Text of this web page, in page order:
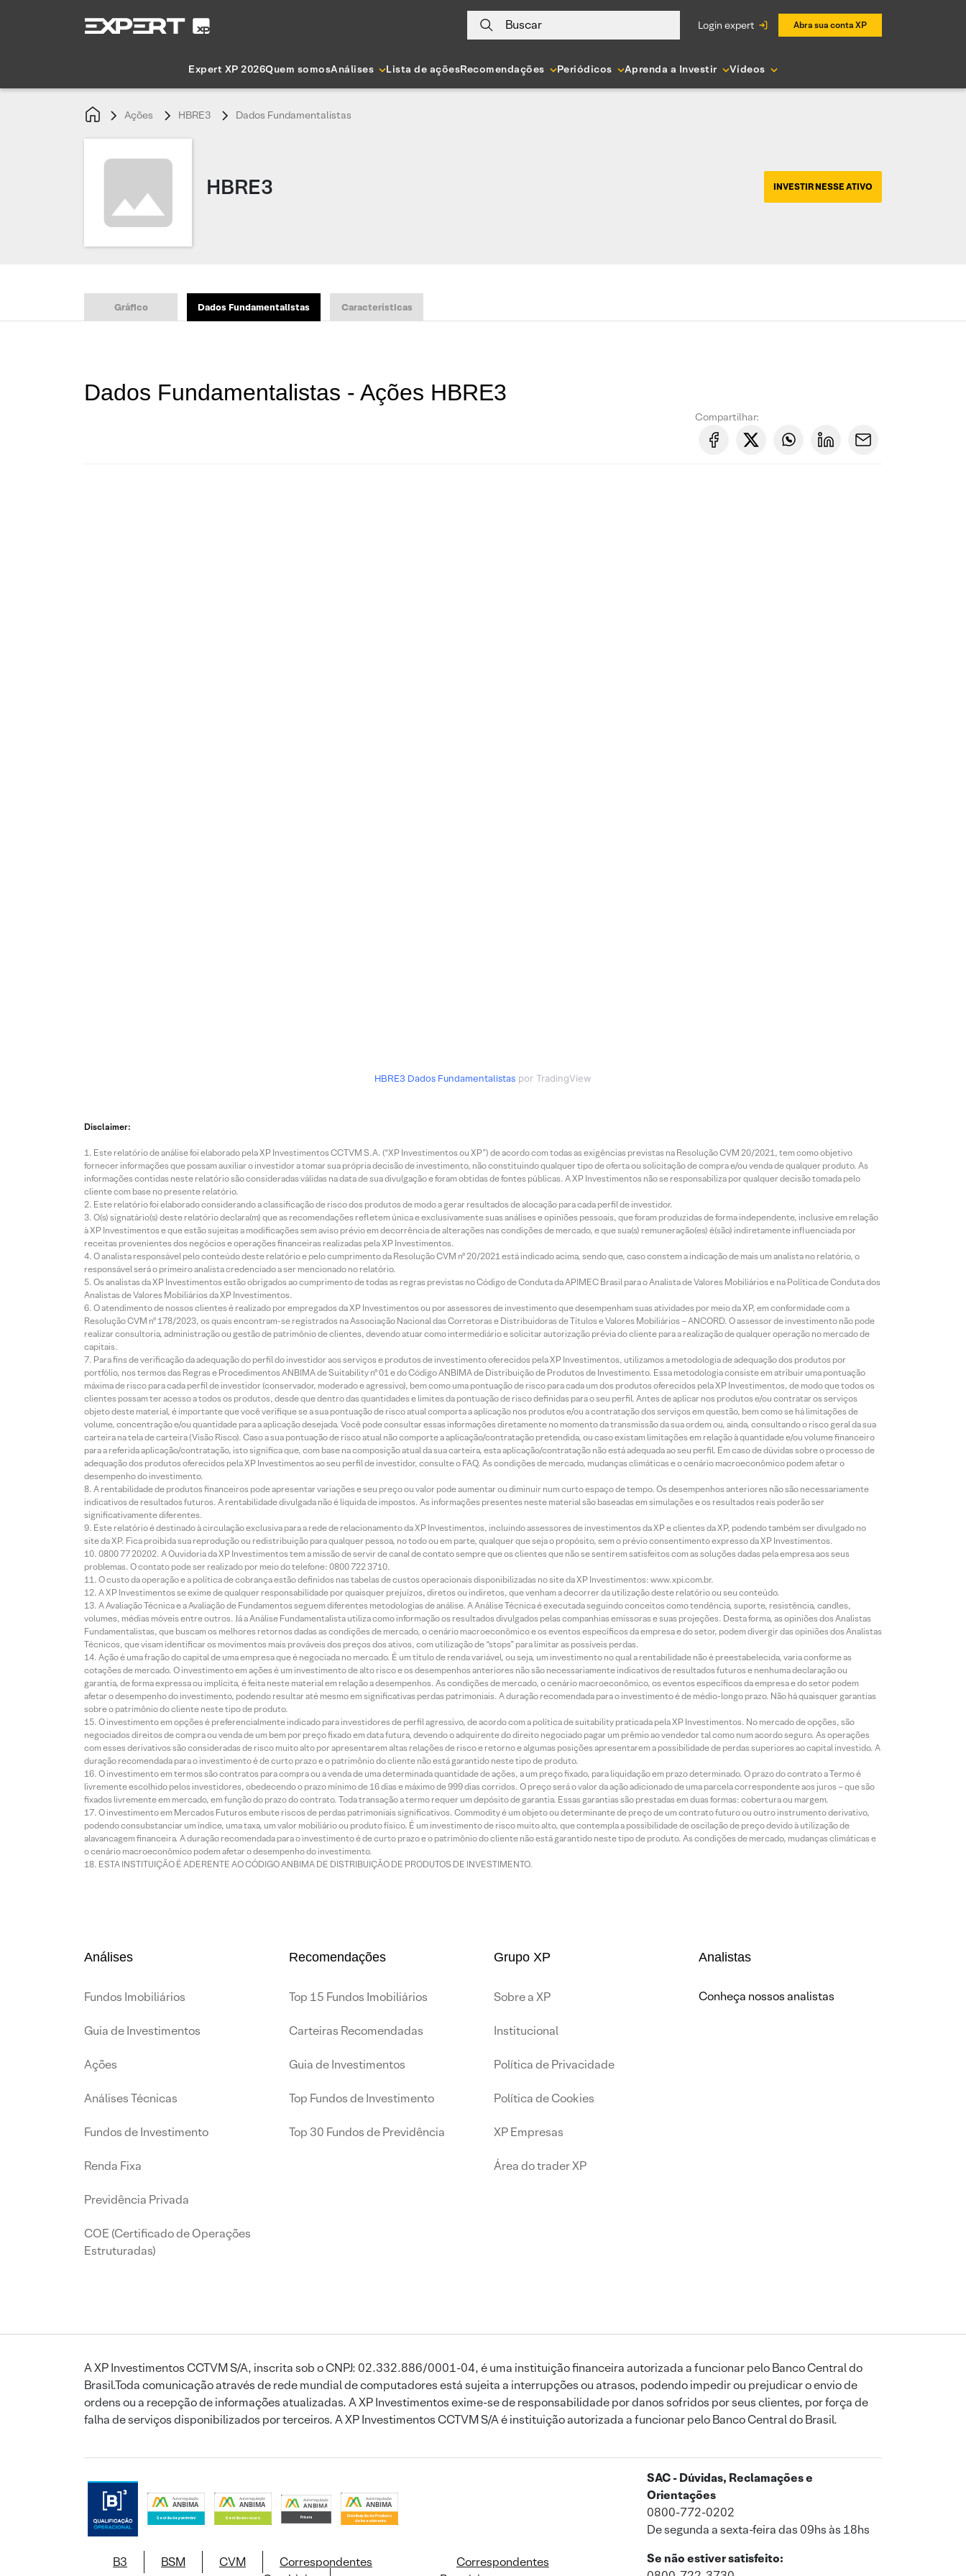
Buscar login expert Abra sua conta XP
Expert XP 2026Quem somosAnálises Lista de açõesRecomendações Periódicos Aprenda a Investir Vídeos
Ações HBRE3 Dados Fundamentalistas
HBRE3 INVESTIR NESSE ATIVO
Gráfico Dados Fundamentalistas Características
Dados Fundamentalistas - Ações HBRE3
Compartilhar:
HBRE3 Dados Fundamentalistas por TradingView
Disclaimer:
Este relatório de análise foi elaborado pela XP Investimentos CCTVM S.A. (“XP Investimentos ou XP”) de acordo com todas as exigências previstas na Resolução CVM 20/2021, tem como objetivo
fornecer informações que possam auxiliar o investidor a tomar sua própria decisão de investimento, não constituindo qualquer tipo de oferta ou solicitação de compra e/ou venda de qualquer produto. As
informações contidas neste relatório são consideradas válidas na data de sua divulgação e foram obtidas de fontes públicas. A XP Investimentos não se responsabiliza por qualquer decisão tomada pelo
cliente com base no presente relatório.
Este relatório foi elaborado considerando a classificação de risco dos produtos de modo a gerar resultados de alocação para cada perfil de investidor.
O(s) signatário(s) deste relatório declara(m) que as recomendações refletem única e exclusivamente suas análises e opiniões pessoais, que foram produzidas de forma independente, inclusive em relação
à XP Investimentos e que estão sujeitas a modificações sem aviso prévio em decorrência de alterações nas condições de mercado, e que sua(s) remuneração(es) é(são) indiretamente influenciada por
receitas provenientes dos negócios e operações financeiras realizadas pela XP Investimentos.
O analista responsável pelo conteúdo deste relatório e pelo cumprimento da Resolução CVM nº 20/2021 está indicado acima, sendo que, caso constem a indicação de mais um analista no relatório, o
responsável será o primeiro analista credenciado a ser mencionado no relatório.
Os analistas da XP Investimentos estão obrigados ao cumprimento de todas as regras previstas no Código de Conduta da APIMEC Brasil para o Analista de Valores Mobiliários e na Política de Conduta dos
Analistas de Valores Mobiliários da XP Investimentos.
O atendimento de nossos clientes é realizado por empregados da XP Investimentos ou por assessores de investimento que desempenham suas atividades por meio da XP, em conformidade com a
Resolução CVM nº 178/2023, os quais encontram-se registrados na Associação Nacional das Corretoras e Distribuidoras de Títulos e Valores Mobiliários – ANCORD. O assessor de investimento não pode
realizar consultoria, administração ou gestão de patrimônio de clientes, devendo atuar como intermediário e solicitar autorização prévia do cliente para a realização de qualquer operação no mercado de
capitais.
Para fins de verificação da adequação do perfil do investidor aos serviços e produtos de investimento oferecidos pela XP Investimentos, utilizamos a metodologia de adequação dos produtos por
portfólio, nos termos das Regras e Procedimentos ANBIMA de Suitability nº 01 e do Código ANBIMA de Distribuição de Produtos de Investimento. Essa metodologia consiste em atribuir uma pontuação
máxima de risco para cada perfil de investidor (conservador, moderado e agressivo), bem como uma pontuação de risco para cada um dos produtos oferecidos pela XP Investimentos, de modo que todos os
clientes possam ter acesso a todos os produtos, desde que dentro das quantidades e limites da pontuação de risco definidas para o seu perfil. Antes de aplicar nos produtos e/ou contratar os serviços
objeto deste material, é importante que você verifique se a sua pontuação de risco atual comporta a aplicação nos produtos e/ou a contratação dos serviços em questão, bem como se há limitações de
volume, concentração e/ou quantidade para a aplicação desejada. Você pode consultar essas informações diretamente no momento da transmissão da sua ordem ou, ainda, consultando o risco geral da sua
carteira na tela de carteira (Visão Risco). Caso a sua pontuação de risco atual não comporte a aplicação/contratação pretendida, ou caso existam limitações em relação à quantidade e/ou volume financeiro
para a referida aplicação/contratação, isto significa que, com base na composição atual da sua carteira, esta aplicação/contratação não está adequada ao seu perfil. Em caso de dúvidas sobre o processo de
adequação dos produtos oferecidos pela XP Investimentos ao seu perfil de investidor, consulte o FAQ. As condições de mercado, mudanças climáticas e o cenário macroeconômico podem afetar o
desempenho do investimento.
A rentabilidade de produtos financeiros pode apresentar variações e seu preço ou valor pode aumentar ou diminuir num curto espaço de tempo. Os desempenhos anteriores não são necessariamente
indicativos de resultados futuros. A rentabilidade divulgada não é líquida de impostos. As informações presentes neste material são baseadas em simulações e os resultados reais poderão ser
significativamente diferentes.
Este relatório é destinado à circulação exclusiva para a rede de relacionamento da XP Investimentos, incluindo assessores de investimentos da XP e clientes da XP, podendo também ser divulgado no
site da XP. Fica proibida sua reprodução ou redistribuição para qualquer pessoa, no todo ou em parte, qualquer que seja o propósito, sem o prévio consentimento expresso da XP Investimentos.
0800 77 20202. A Ouvidoria da XP Investimentos tem a missão de servir de canal de contato sempre que os clientes que não se sentirem satisfeitos com as soluções dadas pela empresa aos seus
problemas. O contato pode ser realizado por meio do telefone: 0800 722 3710.
O custo da operação e a política de cobrança estão definidos nas tabelas de custos operacionais disponibilizadas no site da XP Investimentos: www.xpi.com.br.
A XP Investimentos se exime de qualquer responsabilidade por quaisquer prejuízos, diretos ou indiretos, que venham a decorrer da utilização deste relatório ou seu conteúdo.
A Avaliação Técnica e a Avaliação de Fundamentos seguem diferentes metodologias de análise. A Análise Técnica é executada seguindo conceitos como tendência, suporte, resistência, candles,
volumes, médias móveis entre outros. Já a Análise Fundamentalista utiliza como informação os resultados divulgados pelas companhias emissoras e suas projeções. Desta forma, as opiniões dos Analistas
Fundamentalistas, que buscam os melhores retornos dadas as condições de mercado, o cenário macroeconômico e os eventos específicos da empresa e do setor, podem divergir das opiniões dos Analistas
Técnicos, que visam identificar os movimentos mais prováveis dos preços dos ativos, com utilização de “stops” para limitar as possíveis perdas.
Ação é uma fração do capital de uma empresa que é negociada no mercado. É um título de renda variável, ou seja, um investimento no qual a rentabilidade não é preestabelecida, varia conforme as
cotações de mercado. O investimento em ações é um investimento de alto risco e os desempenhos anteriores não são necessariamente indicativos de resultados futuros e nenhuma declaração ou
garantia, de forma expressa ou implícita, é feita neste material em relação a desempenhos. As condições de mercado, o cenário macroeconômico, os eventos específicos da empresa e do setor podem
afetar o desempenho do investimento, podendo resultar até mesmo em significativas perdas patrimoniais. A duração recomendada para o investimento é de médio-longo prazo. Não há quaisquer garantias
sobre o patrimônio do cliente neste tipo de produto.
O investimento em opções é preferencialmente indicado para investidores de perfil agressivo, de acordo com a política de suitability praticada pela XP Investimentos. No mercado de opções, são
negociados direitos de compra ou venda de um bem por preço fixado em data futura, devendo o adquirente do direito negociado pagar um prêmio ao vendedor tal como num acordo seguro. As operações
com esses derivativos são consideradas de risco muito alto por apresentarem altas relações de risco e retorno e algumas posições apresentarem a possibilidade de perdas superiores ao capital investido. A
duração recomendada para o investimento é de curto prazo e o patrimônio do cliente não está garantido neste tipo de produto.
O investimento em termos são contratos para compra ou a venda de uma determinada quantidade de ações, a um preço fixado, para liquidação em prazo determinado. O prazo do contrato a Termo é
livremente escolhido pelos investidores, obedecendo o prazo mínimo de 16 dias e máximo de 999 dias corridos. O preço será o valor da ação adicionado de uma parcela correspondente aos juros – que são
fixados livremente em mercado, em função do prazo do contrato. Toda transação a termo requer um depósito de garantia. Essas garantias são prestadas em duas formas: cobertura ou margem.
O investimento em Mercados Futuros embute riscos de perdas patrimoniais significativos. Commodity é um objeto ou determinante de preço de um contrato futuro ou outro instrumento derivativo,
podendo consubstanciar um índice, uma taxa, um valor mobiliário ou produto físico. É um investimento de risco muito alto, que contempla a possibilidade de oscilação de preço devido à utilização de
alavancagem financeira. A duração recomendada para o investimento é de curto prazo e o patrimônio do cliente não está garantido neste tipo de produto. As condições de mercado, mudanças climáticas e
o cenário macroeconômico podem afetar o desempenho do investimento.
ESTA INSTITUIÇÃO É ADERENTE AO CÓDIGO ANBIMA DE DISTRIBUIÇÃO DE PRODUTOS DE INVESTIMENTO.
Análises
Fundos Imobiliários
Guia de Investimentos
Ações
Análises Técnicas
Fundos de Investimento
Renda Fixa
Previdência Privada
COE (Certificado de Operações
Estruturadas)
Recomendações
Top 15 Fundos Imobiliários
Carteiras Recomendadas
Guia de Investimentos
Top Fundos de Investimento
Top 30 Fundos de Previdência
Grupo XP
Sobre a XP
Institucional
Política de Privacidade
Política de Cookies
XP Empresas
Área do trader XP
Analistas
Conheça nossos analistas
A XP Investimentos CCTVM S/A, inscrita sob o CNPJ: 02.332.886/0001-04, é uma instituição financeira autorizada a funcionar pelo Banco Central do
Brasil.Toda comunicação através de rede mundial de computadores está sujeita a interrupções ou atrasos, podendo impedir ou prejudicar o envio de
ordens ou a recepção de informações atualizadas. A XP Investimentos exime-se de responsabilidade por danos sofridos por seus clientes, por força de
falha de serviços disponibilizados por terceiros. A XP Investimentos CCTVM S/A é instituição autorizada a funcionar pelo Banco Central do Brasil.
B3 BSM CVM
Correspondentes
Correspondentes
SAC - Dúvidas, Reclamações e
Orientações
0800-772-0202
De segunda a sexta-feira das 09hs às 18hs
Se não estiver satisfeito: